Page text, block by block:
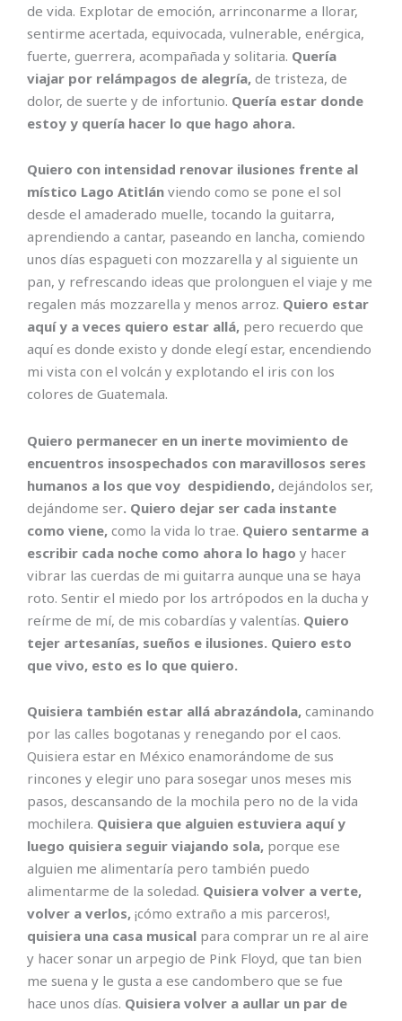
de vida. Explotar de emoción, arrinconarme a llorar,
sentirme acertada, equivocada, vulnerable, enérgica,
fuerte, guerrera, acompañada y solitaria. Quería
viajar por relámpagos de alegría, de tristeza, de
dolor, de suerte y de infortunio. Quería estar donde
estoy y quería hacer lo que hago ahora.
Quiero con intensidad renovar ilusiones frente al
místico Lago Atitlán viendo como se pone el sol
desde el amaderado muelle, tocando la guitarra,
aprendiendo a cantar, paseando en lancha, comiendo
unos días espagueti con mozzarella y al siguiente un
pan, y refrescando ideas que prolonguen el viaje y me
regalen más mozzarella y menos arroz. Quiero estar
aquí y a veces quiero estar allá, pero recuerdo que
aquí es donde existo y donde elegí estar, encendiendo
mi vista con el volcán y explotando el iris con los
colores de Guatemala.
Quiero permanecer en un inerte movimiento de
encuentros insospechados con maravillosos seres
humanos a los que voy despidiendo, dejándolos ser,
dejándome ser. Quiero dejar ser cada instante
como viene, como la vida lo trae. Quiero sentarme a
escribir cada noche como ahora lo hago y hacer
vibrar las cuerdas de mi guitarra aunque una se haya
roto. Sentir el miedo por los artrópodos en la ducha y
reírme de mí, de mis cobardías y valentías. Quiero
tejer artesanías, sueños e ilusiones. Quiero esto
que vivo, esto es lo que quiero.
Quisiera también estar allá abrazándola, caminando
por las calles bogotanas y renegando por el caos.
Quisiera estar en México enamorándome de sus
rincones y elegir uno para sosegar unos meses mis
pasos, descansando de la mochila pero no de la vida
mochilera. Quisiera que alguien estuviera aquí y
luego quisiera seguir viajando sola, porque ese
alguien me alimentaría pero también puedo
alimentarme de la soledad. Quisiera volver a verte,
volver a verlos, ¡cómo extraño a mis parceros!,
quisiera una casa musical para comprar un re al aire
y hacer sonar un arpegio de Pink Floyd, que tan bien
me suena y le gusta a ese candombero que se fue
hace unos días. Quisiera volver a aullar un par de